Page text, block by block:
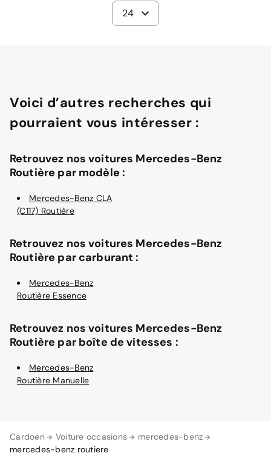
Cardoen Voiture occasions
mercedes-benz
mercedes-benz routiere
24
Voici d’autres recherches qui
pourraient vous intéresser :
Retrouvez nos voitures Mercedes-Benz
Routière par modèle :
Mercedes-Benz CLA
(C117) Routière
Retrouvez nos voitures Mercedes-Benz
Routière par carburant :
Mercedes-Benz
Routière Essence
Retrouvez nos voitures Mercedes-Benz
Routière par boîte de vitesses :
Mercedes-Benz
Routière Manuelle